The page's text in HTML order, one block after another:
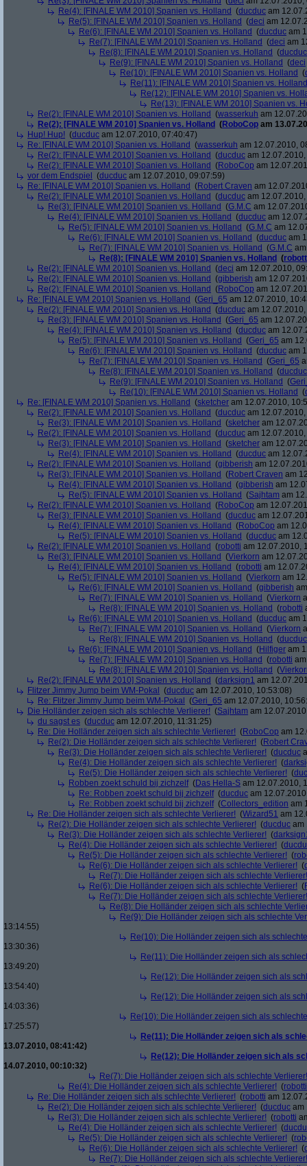
Re(4): [FINALE WM 2010] Spanien vs. Holland (ducduc am
Re(5): [FINALE WM 2010] Spanien vs. Holland (deci am
Re(6): [FINALE WM 2010] Spanien vs. Holland (ducduc am
Re(7): [FINALE WM 2010] Spanien vs. Holland (deci am
Re(8): [FINALE WM 2010] Spanien vs. Holland (ducduc
Re(9): [FINALE WM 2010] Spanien vs. Holland (deci
Re(10): [FINALE WM 2010] Spanien vs. Holland (
Re(11): [FINALE WM 2010] Spanien vs. Holland
Re(12): [FINALE WM 2010] Spanien vs.
Re(13): [FINALE WM 2010] Spanien vs.
Re(2): [FINALE WM 2010] Spanien vs. Holland (wasserkuh am
Re(2): [FINALE WM 2010] Spanien vs. Holland (RoboCop am
Hup! Hup! (ducduc am 12.07.2010, 07:40:47)
Re: [FINALE WM 2010] Spanien vs. Holland (wasserkuh am 12.07.2010,
Re(2): [FINALE WM 2010] Spanien vs. Holland (ducduc am
Re(2): [FINALE WM 2010] Spanien vs. Holland (RoboCop am
vor dem Endspiel
(ducduc am 12.07.2010, 09:07:59)
Re: [FINALE WM 2010] Spanien vs. Holland (Robert Craven am
Re(2): [FINALE WM 2010] Spanien vs. Holland (ducduc am
Re(3): [FINALE WM 2010] Spanien vs. Holland (G.M.C am
Re(4): [FINALE WM 2010] Spanien vs. Holland (ducduc am
Re(5): [FINALE WM 2010] Spanien vs. Holland (G.M.C am
Re(6): [FINALE WM 2010] Spanien vs. Holland (ducduc am
Re(7): [FINALE WM 2010] Spanien vs. Holland (G.M.C
Re(8): [FINALE WM 2010] Spanien vs. Holland (
Re(2): [FINALE WM 2010] Spanien vs. Holland (deci am 12.07.2010,
Re(2): [FINALE WM 2010] Spanien vs. Holland (gibberish am
Re(2): [FINALE WM 2010] Spanien vs. Holland (RoboCop am
Re: [FINALE WM 2010] Spanien vs. Holland (Geri_65 am 12.07.2010,
Re(2): [FINALE WM 2010] Spanien vs. Holland (ducduc am
Re(3): [FINALE WM 2010] Spanien vs. Holland (Geri_65 am
Re(4): [FINALE WM 2010] Spanien vs. Holland (ducduc am
Re(5): [FINALE WM 2010] Spanien vs. Holland (Geri_65 am
Re(6): [FINALE WM 2010] Spanien vs. Holland (ducduc am
Re(7): [FINALE WM 2010] Spanien vs. Holland (Geri_65
Re(8): [FINALE WM 2010] Spanien vs. Holland (ducduc
Re(9): [FINALE WM 2010] Spanien vs. Holland (
Re(10): [FINALE WM 2010] Spanien vs. Holland (
Re: [FINALE WM 2010] Spanien vs. Holland (sketcher am 12.07.2010,
Re(2): [FINALE WM 2010] Spanien vs. Holland (ducduc am
Re(3): [FINALE WM 2010] Spanien vs. Holland (sketcher am
Re(2): [FINALE WM 2010] Spanien vs. Holland (ducduc am
Re(3): [FINALE WM 2010] Spanien vs. Holland (sketcher am
Re(4): [FINALE WM 2010] Spanien vs. Holland (ducduc am
Re(2): [FINALE WM 2010] Spanien vs. Holland (gibberish am
Re(3): [FINALE WM 2010] Spanien vs. Holland (Robert Craven am
Re(4): [FINALE WM 2010] Spanien vs. Holland (gibberish am
Re(5): [FINALE WM 2010] Spanien vs. Holland (Sajhtam am
Re(2): [FINALE WM 2010] Spanien vs. Holland (RoboCop am
Re(3): [FINALE WM 2010] Spanien vs. Holland (ducduc am
Re(4): [FINALE WM 2010] Spanien vs. Holland (RoboCop am
Re(5): [FINALE WM 2010] Spanien vs. Holland (ducduc am
Re(2): [FINALE WM 2010] Spanien vs. Holland (robotti am 12.07.2010,
Re(3): [FINALE WM 2010] Spanien vs. Holland (Vierkorn am
Re(4): [FINALE WM 2010] Spanien vs. Holland (robotti am
Re(5): [FINALE WM 2010] Spanien vs. Holland (Vierkorn am
Re(6): [FINALE WM 2010] Spanien vs. Holland (gibberish
Re(7): [FINALE WM 2010] Spanien vs. Holland (Vierkorn
Re(8): [FINALE WM 2010] Spanien vs. Holland (robotti
Re(6): [FINALE WM 2010] Spanien vs. Holland (ducduc am
Re(7): [FINALE WM 2010] Spanien vs. Holland (Vierkorn
Re(8): [FINALE WM 2010] Spanien vs. Holland (ducduc
Re(6): [FINALE WM 2010] Spanien vs. Holland (Hilfiger am
Re(7): [FINALE WM 2010] Spanien vs. Holland (robotti
Re(8): [FINALE WM 2010] Spanien vs. Holland (
Re(2): [FINALE WM 2010] Spanien vs. Holland (darksign1 am
Flitzer Jimmy Jump beim WM-Pokal
(ducduc am 12.07.2010, 10:53:08)
Re: Flitzer Jimmy Jump beim WM-Pokal
(Geri_65 am 12.07.2010,
Die Holländer zeigen sich als schlechte Verlierer! (Sajhtam am
du sagst es (ducduc am 12.07.2010, 11:31:25)
Re: Die Holländer zeigen sich als schlechte Verlierer! (RoboCop am
Re(2): Die Holländer zeigen sich als schlechte Verlierer! (Robert
Re(3): Die Holländer zeigen sich als schlechte Verlierer! (ducduc
Re(4): Die Holländer zeigen sich als schlechte Verlierer! (
Re(5): Die Holländer zeigen sich als schlechte Verlierer! (
Robben zoekt schuld bij zichzelf(Das Hella-S am 12.07.2010,
Re: Robben zoekt schuld bij zichzelf(ducduc am
Re: Robben zoekt schuld bij zichzelf(Collectors_edition am
Re: Die Holländer zeigen sich als schlechte Verlierer! (Wizard51 am
Re(2): Die Holländer zeigen sich als schlechte Verlierer! (ducduc am
Re(3): Die Holländer zeigen sich als schlechte Verlierer! (
Re(4): Die Holländer zeigen sich als schlechte Verlierer! (
Re(5): Die Holländer zeigen sich als schlechte Verlierer! (
Re(6): Die Holländer zeigen sich als schlechte Verlierer! (
Re(7): Die Holländer zeigen sich als schlechte Verlierer!
Re(6): Die Holländer zeigen sich als schlechte Verlierer! (
Re(7): Die Holländer zeigen sich als schlechte Verlierer!
Re(8): Die Holländer zeigen sich als schlechte
Re(9): Die Holländer zeigen sich als schlechte
13:14:55)
Re(10): Die Holländer zeigen sich als
13:30:36)
Re(11): Die Holländer zeigen sich als
13:49:20)
Re(12): Die Holländer zeigen sich als
13:54:40)
Re(12): Die Holländer zeigen sich als
14:03:36)
Re(10): Die Holländer zeigen sich als
17:25:57)
Re(11): Die Holländer zeigen sich als
13.07.2010, 08:41:42)
Re(12): Die Holländer zeigen sich als
14.07.2010, 00:10:32)
Re(7): Die Holländer zeigen sich als schlechte Verlierer!
Re(4): Die Holländer zeigen sich als schlechte Verlierer! (robotti
Re: Die Holländer zeigen sich als schlechte Verlierer! (robotti am
Re(2): Die Holländer zeigen sich als schlechte Verlierer! (ducduc am
Re(3): Die Holländer zeigen sich als schlechte Verlierer! (robotti
Re(4): Die Holländer zeigen sich als schlechte Verlierer! (
Re(5): Die Holländer zeigen sich als schlechte Verlierer! (
Re(6): Die Holländer zeigen sich als schlechte Verlierer! (
Re(7): Die Holländer zeigen sich als schlechte Verlierer!